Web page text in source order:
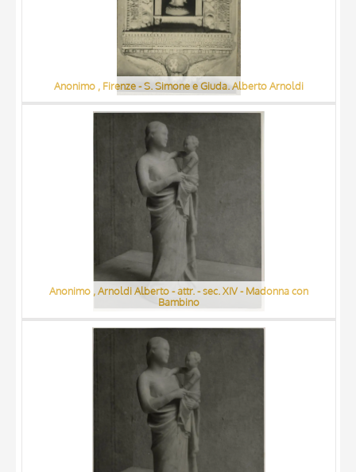
Anonimo , Firenze - S. Simone e Giuda. Alberto Arnoldi
Anonimo , Arnoldi Alberto - attr. - sec. XIV - Madonna con
Bambino